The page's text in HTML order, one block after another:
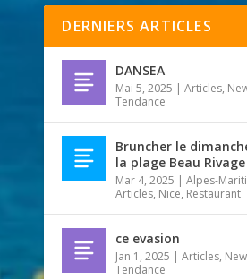
DERNIERS ARTICLES
DANSEA
Mai 5, 2025 |Articles,
Tendance
Bruncher le
la plage Beau Rivage
Mar 4, 2025 |Alpes-
Articles, Nice, Restaurant
ce evasion
Jan 1, 2025 |Articles,
Tendance